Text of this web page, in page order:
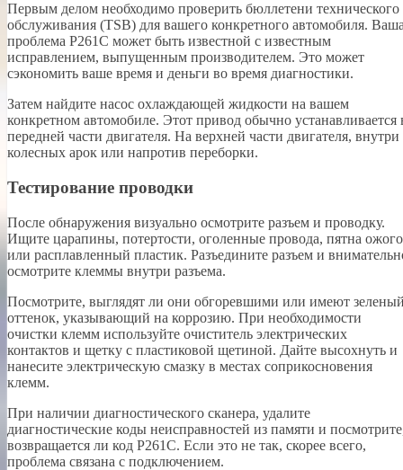
Первым делом необходимо проверить бюллетени технического
обслуживания (TSB) для вашего конкретного автомобиля.
проблема P261C может быть известной с известным
исправлением, выпущенным производителем. Это может
сэкономить ваше время и деньги во время диагностики.
Затем найдите насос охлаждающей жидкости на вашем
конкретном автомобиле. Этот привод обычно устанавливается
передней части двигателя. На верхней части двигателя, внутри
колесных арок или напротив переборки.
Тестирование проводки
После обнаружения визуально осмотрите разъем и проводку.
Ищите царапины, потертости, оголенные провода, пятна
или расплавленный пластик. Разъедините разъем и
осмотрите клеммы внутри разъема.
Посмотрите, выглядят ли они обгоревшими или имеют
оттенок, указывающий на коррозию. При необходимости
очистки клемм используйте очиститель электрических
контактов и щетку с пластиковой щетиной. Дайте высохнуть и
нанесите электрическую смазку в местах соприкосновения
клемм.
При наличии диагностического сканера, удалите
диагностические коды неисправностей из памяти и
возвращается ли код P261C. Если это не так, скорее всего,
проблема связана с подключением.